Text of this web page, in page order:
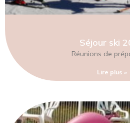
Séjour ski
Réunions de
Lire plus »